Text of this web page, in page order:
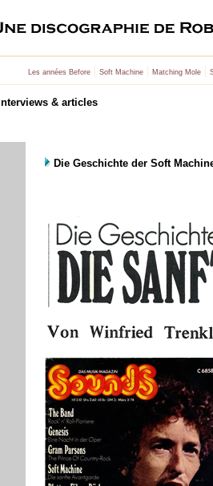
Les années Before| Soft Machine| Matching Mole|
Interviews & articles
Die Geschichte der Soft